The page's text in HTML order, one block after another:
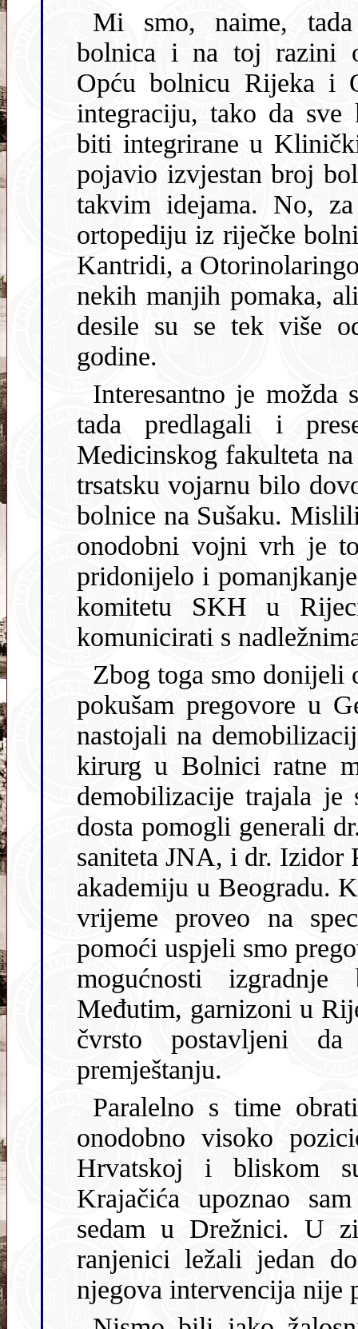
Mi smo, naime, tada predlagali
bolnica i na toj razini
Opću bolnicu Rijeka i
integraciju, tako da
biti integrirane u Klinički bolnički centar. Opet se, međutim,
pojavio izvjestan broj bolničkih liječnika koji
takvim idejama. No, za
ortopediju iz riječke bolnice
Kantridi, a
nekih manjih pomaka,
desile su se tek više od dvadeset godina kasije, tj. 1984.
godine.
Interesantno je možda spomenuti da
tada predlagali i
Medicinskog fakulteta
trsatsku vojarnu bilo dovoljno prostora između vojarne i Opće
bolnice na Sušaku. Mislili smo naravno, i na samu vojarnu, no
onodobni vojni vrh je to kategorički odbio. Možda je
pridonijelo i pomanjkanje prave
komitetu SKH u
komunicirati s
Zbog toga smo donijeli odluku da kao
pokušam pregovore u
nastojali na
kirurg u Bolnici ratne mornarice u Puli. Procedura njegove
demobilizacije trajala je skoro dvije godine. U tome su nam
dosta pomogli generali dr. Herbert
saniteta JNA, i dr. Izidor Papo,
akademiju u Beogradu.
vrijeme proveo na
pomoći uspjeli smo pregovarati s vojnim nadležnim osobama o
mogućnosti izgradnje bolničkog
Međutim, garnizoni u Rijeci,
čvrsto postavljeni
premještanju.
Paralelno s time obratio sam se i
onodobno visoko
Hrvatskoj i bliskom
Krajačića upoznao sam u Vojno-partizanskoj
sedam u Drežnici. U zimi
ranjenici ležali jedan
njegova intervencija